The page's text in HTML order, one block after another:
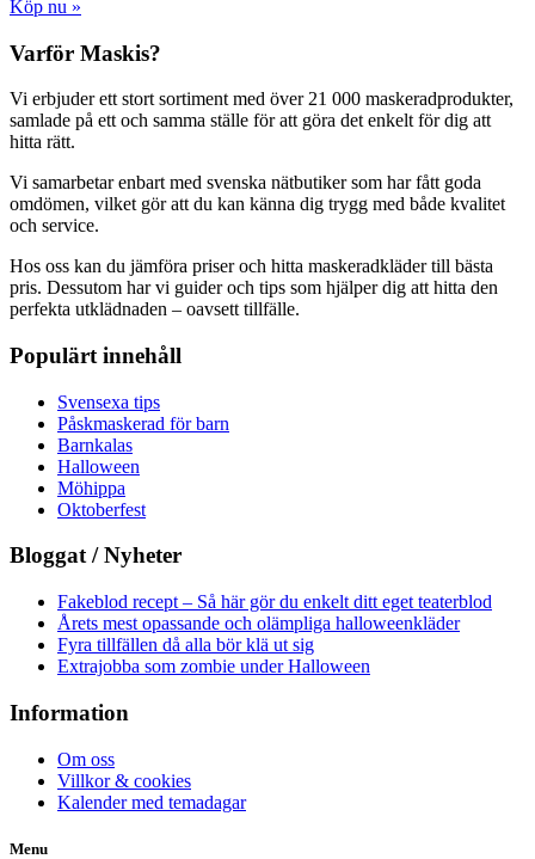
Köp nu »
Varför Maskis?
Vi erbjuder ett stort sortiment med över 21 000 maskeradprodukter,
samlade på ett och samma ställe för att göra det enkelt för dig att
hitta rätt.
Vi samarbetar enbart med svenska nätbutiker som har fått goda
omdömen, vilket gör att du kan känna dig trygg med både kvalitet
och service.
Hos oss kan du jämföra priser och hitta maskeradkläder till bästa
pris. Dessutom har vi guider och tips som hjälper dig att hitta den
perfekta utklädnaden – oavsett tillfälle.
Populärt innehåll
Svensexa tips
Påskmaskerad för barn
Barnkalas
Halloween
Möhippa
Oktoberfest
Bloggat / Nyheter
Fakeblod recept – Så här gör du enkelt ditt eget teaterblod
Årets mest opassande och olämpliga halloweenkläder
Fyra tillfällen då alla bör klä ut sig
Extrajobba som zombie under Halloween
Information
Om oss
Villkor & cookies
Kalender med temadagar
Menu